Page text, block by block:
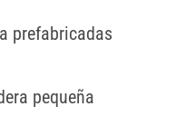
prefabricadas
pequeña